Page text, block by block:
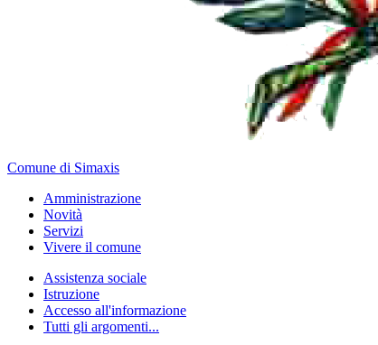
Comune di Simaxis
Amministrazione
Novità
Servizi
Vivere il comune
Assistenza sociale
Istruzione
Accesso all'informazione
Tutti gli argomenti...